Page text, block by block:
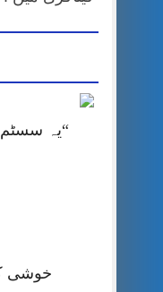
“یہ سسٹم
خوشی